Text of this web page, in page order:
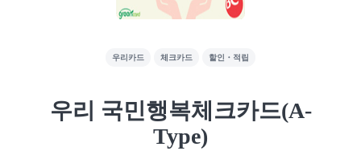
우리카드 체크카드 할인・적립
우리 국민행복체크카드(A-
Type)